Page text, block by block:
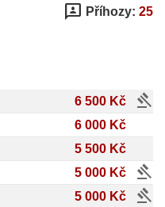
3p Příhozy: 25
6 500 Kč gavel
6 000 Kč
5 500 Kč
5 000 Kč gavel
5 000 Kč gavel